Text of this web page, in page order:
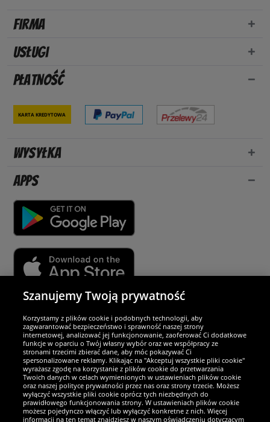
Firma
Usługi
Płatność
Karta kredytowa
Wysyłka
Apps
Partnerzy i bezpieczeństwo
Jesteśmy wyjątkowi
Szanujemy Twoją prywatność
Korzystamy z plików cookie i podobnych technologii, aby
zagwarantować bezpieczeństwo i sprawność naszej strony
internetowej, analizować jej funkcjonowanie, zaoferować Ci dodatkowe
funkcje w oparciu o Twój własny wybór oraz we współpracy ze
stronami trzecimi zbierać dane, aby móc pokazywać Ci
spersonalizowane reklamy. Klikając na "Akceptuj wszystkie pliki cookie"
wyrażasz zgodę na korzystanie z plików cookie do przetwarzania
Twoich danych w celach wymienionych w ustawieniach plików cookie
oraz naszej polityce prywatności przez nas oraz strony trzecie. Możesz
wyłączyć wszystkie pliki cookie oprócz tych niezbędnych do
prawidłowego funkcjonowania strony. W ustawieniach plików cookie
możesz pojedynczo włączyć lub wyłączyć konkretne z nich. Więcej
informacji na ten temat znajdziesz w naszym oświadczeniu dotyczącym